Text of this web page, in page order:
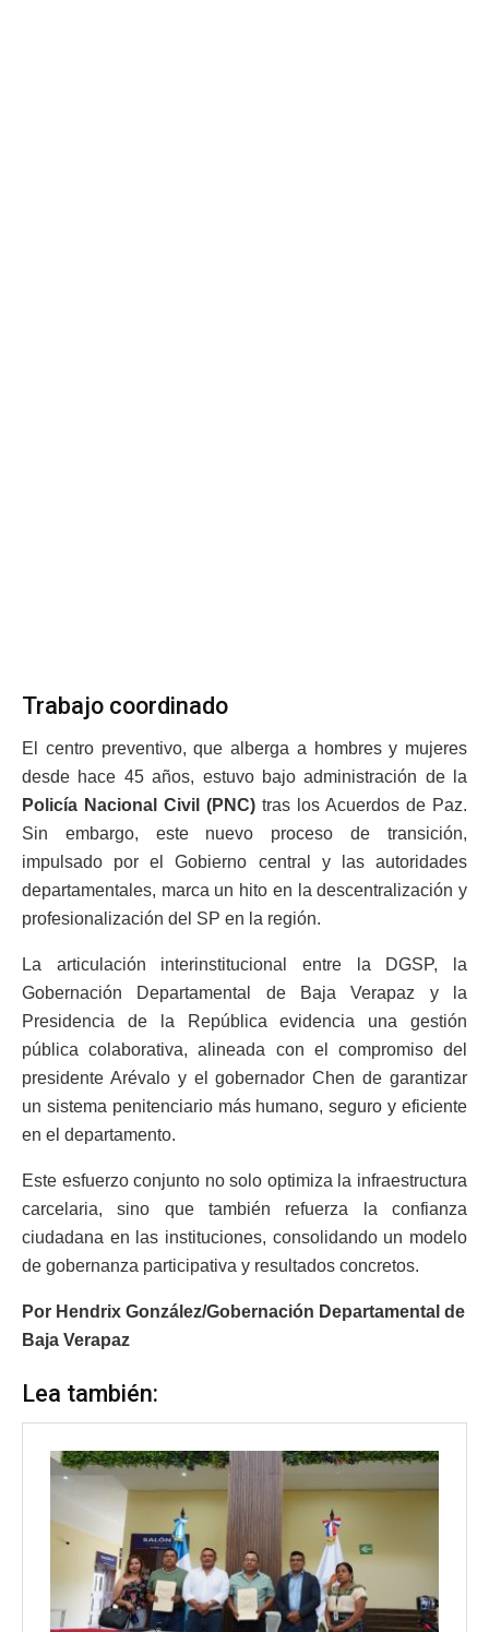
Trabajo coordinado
El centro preventivo, que alberga a hombres y mujeres
desde hace 45 años, estuvo bajo administración de la
Policía Nacional Civil (PNC) tras los Acuerdos de Paz.
Sin embargo, este nuevo proceso de transición,
impulsado por el Gobierno central y las autoridades
departamentales, marca un hito en la descentralización y
profesionalización del SP en la región.
La articulación interinstitucional entre la DGSP, la
Gobernación Departamental de Baja Verapaz y la
Presidencia de la República evidencia una gestión
pública colaborativa, alineada con el compromiso del
presidente Arévalo y el gobernador Chen de garantizar
un sistema penitenciario más humano, seguro y eficiente
en el departamento.
Este esfuerzo conjunto no solo optimiza la infraestructura
carcelaria, sino que también refuerza la confianza
ciudadana en las instituciones, consolidando un modelo
de gobernanza participativa y resultados concretos.
Por Hendrix González/Gobernación Departamental de
Baja Verapaz
Lea también: